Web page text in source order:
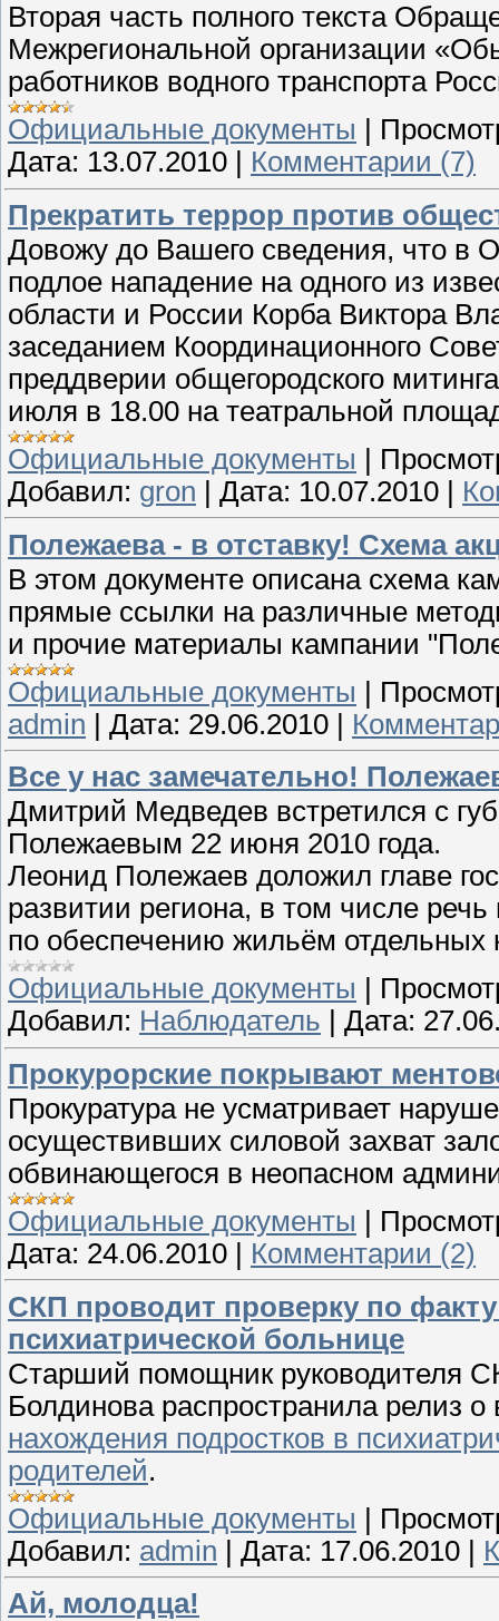
Вторая часть полного текста
Межрегиональной организации
работников водного транспорта
Официальные документы
Дата: 13.07.2010
Комментарии (7)
Прекратить террор против
Довожу до Вашего сведения, что в
подлое нападение на одного из
области и России Корба Виктора
заседанием Координационного
преддверии общегородского
июля в 18.00 на театральной
Официальные документы
Добавил: gron Дата: 10.07.2010
Полежаева - в отставку! Схема
В этом документе описана схема
прямые ссылки на различные
и прочие материалы кампании
Официальные документы |
admin | Дата: 29.06.2010 |
Все у нас замечательно!
Дмитрий Медведев встретился с
Полежаевым 22 июня 2010 года.
Леонид Полежаев доложил главе
развитии региона, в том числе
по обеспечению жильём отдельных
Официальные документы
Добавил: Наблюдатель Дата:
Прокурорские покрывают
Прокуратура не усматривает
осуществивших силовой захват
обвинающегося в неопасном
Официальные документы
Дата: 24.06.2010
Комментарии (2)
СКП проводит проверку по
психиатрической больнице
Cтарший помощник руководителя
Болдинова распространила релиз
нахождения подростков в
родителей.
Официальные документы |
Добавил: admin | Дата: 17.06.2010 |
Ай, молодца!